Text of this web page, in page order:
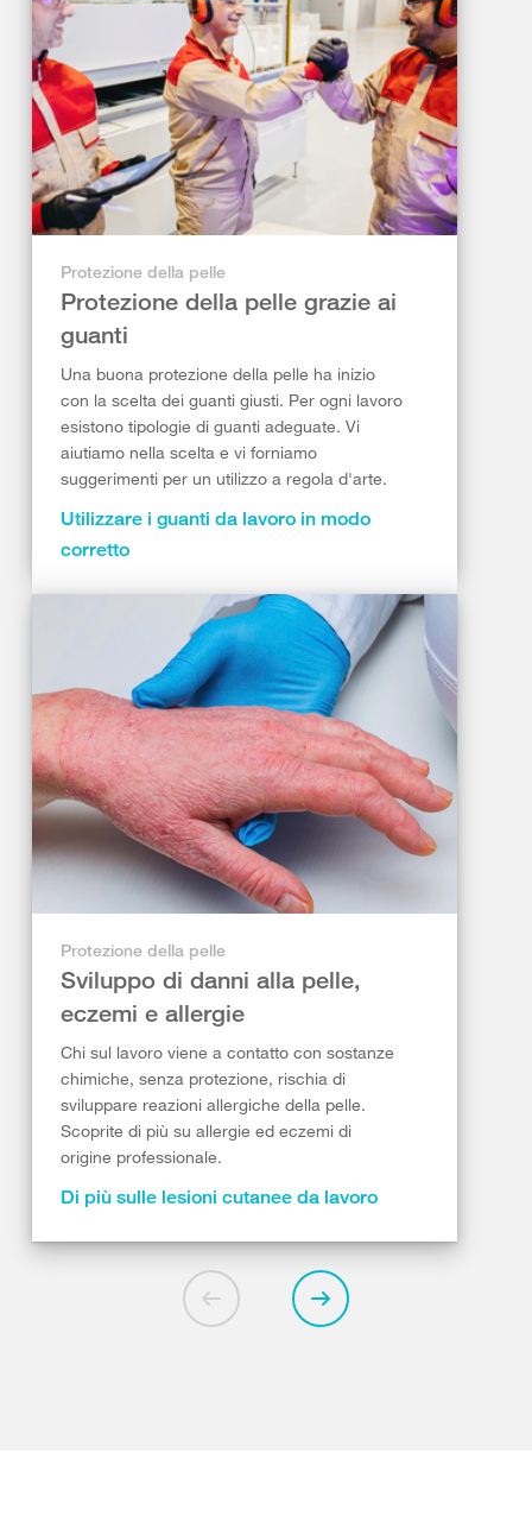
Protezione della pelle
Protezione della pelle grazie ai
guanti
Una buona protezione della pelle ha inizio
con la scelta dei guanti giusti. Per ogni lavoro
esistono tipologie di guanti adeguate. Vi
aiutiamo nella scelta e vi forniamo
suggerimenti per un utilizzo a regola d'arte.
Utilizzare i guanti da lavoro in modo
corretto
Protezione della pelle
Sviluppo di danni alla pelle,
eczemi e allergie
Chi sul lavoro viene a contatto con sostanze
chimiche, senza protezione, rischia di
sviluppare reazioni allergiche della pelle.
Scoprite di più su allergie ed eczemi di
origine professionale.
Di più sulle lesioni cutanee da lavoro